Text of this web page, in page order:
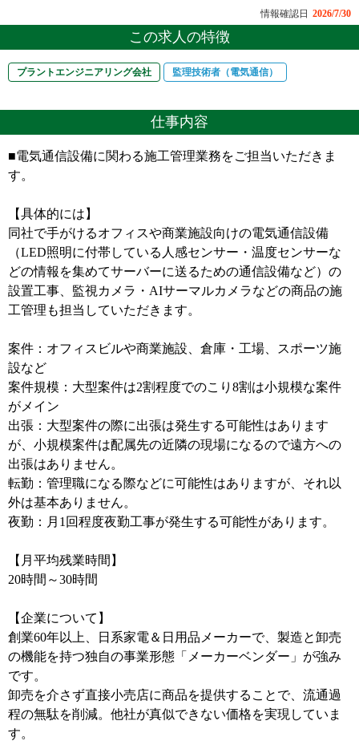
情報確認日 2026/7/30
この求人の特徴
プラントエンジニアリング会社 監理技術者（電気通信）
仕事内容
■電気通信設備に関わる施工管理業務をご担当いただきま
す。
【具体的には】
同社で手がけるオフィスや商業施設向けの電気通信設備
（LED照明に付帯している人感センサー・温度センサーな
どの情報を集めてサーバーに送るための通信設備など）の
設置工事、監視カメラ・AIサーマルカメラなどの商品の施
工管理も担当していただきます。
案件：オフィスビルや商業施設、倉庫・工場、スポーツ施
設など
案件規模：大型案件は2割程度でのこり8割は小規模な案件
がメイン
出張：大型案件の際に出張は発生する可能性はあります
が、小規模案件は配属先の近隣の現場になるので遠方への
出張はありません。
転勤：管理職になる際などに可能性はありますが、それ以
外は基本ありません。
夜勤：月1回程度夜勤工事が発生する可能性があります。
【月平均残業時間】
20時間～30時間
【企業について】
創業60年以上、日系家電＆日用品メーカーで、製造と卸売
の機能を持つ独自の事業形態「メーカーベンダー」が強み
です。
卸売を介さず直接小売店に商品を提供することで、流通過
程の無駄を削減。他社が真似できない価格を実現していま
す。